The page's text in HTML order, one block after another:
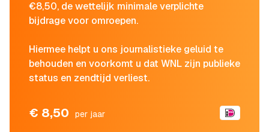
€8,50, de wettelijk minimale verplichte
bijdrage voor omroepen.
Hiermee helpt u ons journalistieke geluid te
behouden en voorkomt u dat WNL zijn publieke
status en zendtijd verliest.
€ 8,50 per jaar